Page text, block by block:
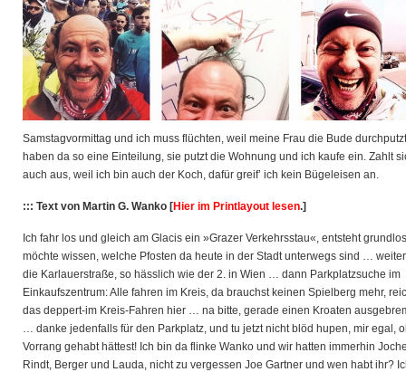
Samstagvormittag und ich muss flüchten, weil meine Frau die Bude
haben da so eine Einteilung, sie putzt die Wohnung und ich kaufe ein. Zahlt
auch aus, weil ich bin auch der Koch, dafür greif’ ich kein Bügeleisen an.
::: Text von Martin G. Wanko [Hier im Printlayout lesen.]
Ich fahr los und gleich am Glacis ein »Grazer Verkehrsstau«, entsteht
möchte wissen, welche Pfosten da heute in der Stadt unterwegs sind …
die Karlauerstraße, so hässlich wie der 2. in Wien … dann Parkplatzsuche im
Einkaufszentrum: Alle fahren im Kreis, da brauchst keinen Spielberg mehr,
das deppert-im Kreis-Fahren hier … na bitte, gerade einen Kroaten
… danke jedenfalls für den Parkplatz, und tu jetzt nicht blöd hupen, mir egal,
Vorrang gehabt hättest! Ich bin da flinke Wanko und wir hatten immerhin
Rindt, Berger und Lauda, nicht zu vergessen Joe Gartner und wen habt ihr?